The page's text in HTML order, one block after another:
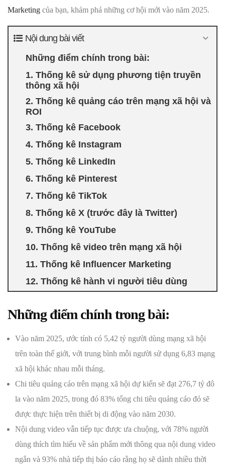
Marketing của bạn, khám phá những cơ hội mới vào năm 2025.
Nội dung bài viết
Những điểm chính trong bài:
1. Thống kê sử dụng phương tiện truyền
thông xã hội
2. Thống kê quảng cáo trên mạng xã hội và
ROI
3. Thống kê Facebook
4. Thống kê Instagram
5. Thống kê LinkedIn
6. Thống kê Pinterest
7. Thống kê TikTok
8. Thống kê X (trước đây là Twitter)
9. Thống kê YouTube
10. Thống kê video trên mạng xã hội
11. Thống kê Influencer Marketing
12. Thống kê hành vi người tiêu dùng
Những điểm chính trong bài:
Vào năm 2025, ước tính có 5,42 tỷ người dùng mạng xã hội
trên toàn thế giới, với trung bình mỗi người sử dụng 6,83 mạng
xã hội khác nhau mỗi tháng.
Chi tiêu quảng cáo trên mạng xã hội dự kiến ​​sẽ đạt 276,7 tỷ đô
la vào năm 2025, trong đó 83% tổng chi tiêu quảng cáo đó sẽ
được thực hiện trên thiết bị di động vào năm 2030.
Nội dung video vẫn tiếp tục được ưa chuộng, với 78% người
dùng thích tìm hiểu về sản phẩm mới thông qua nội dung video
ngắn và 93% nhà tiếp thị báo cáo rằng họ sẽ dành nhiều thời